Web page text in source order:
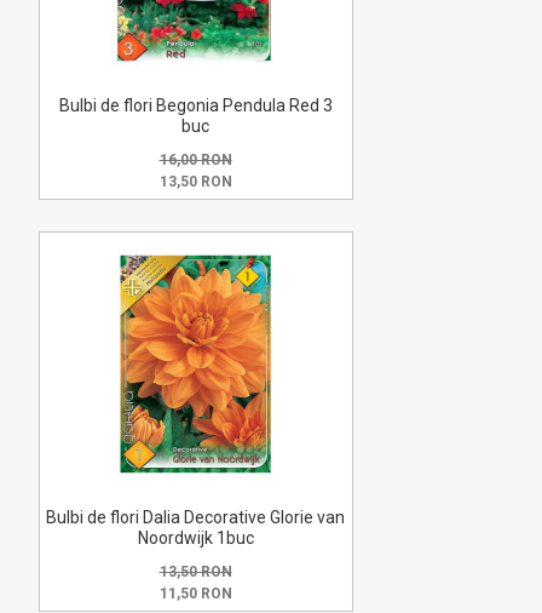
Bulbi de flori Begonia Pendula Red 3
buc
16,00 RON
13,50 RON
Bulbi de flori Dalia Decorative Glorie van
Noordwijk 1buc
13,50 RON
11,50 RON